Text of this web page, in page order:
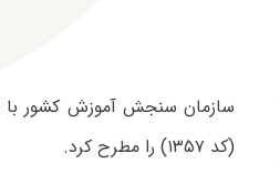
(کد ۱۳۵۷) را مطرح کرد.